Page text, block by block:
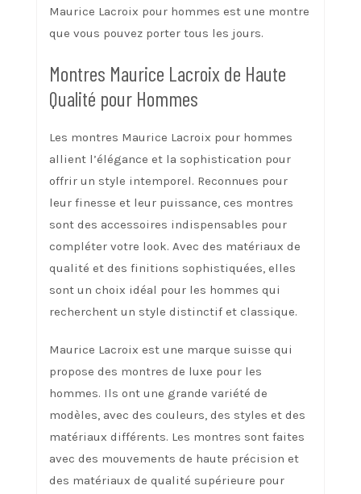
Maurice Lacroix pour hommes est une montre
que vous pouvez porter tous les jours.
Montres Maurice Lacroix de Haute
Qualité pour Hommes
Les montres Maurice Lacroix pour hommes
allient l’élégance et la sophistication pour
offrir un style intemporel. Reconnues pour
leur finesse et leur puissance, ces montres
sont des accessoires indispensables pour
compléter votre look. Avec des matériaux de
qualité et des finitions sophistiquées, elles
sont un choix idéal pour les hommes qui
recherchent un style distinctif et classique.
Maurice Lacroix est une marque suisse qui
propose des montres de luxe pour les
hommes. Ils ont une grande variété de
modèles, avec des couleurs, des styles et des
matériaux différents. Les montres sont faites
avec des mouvements de haute précision et
des matériaux de qualité supérieure pour